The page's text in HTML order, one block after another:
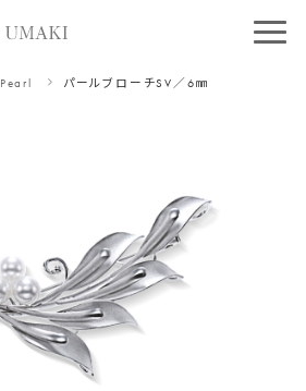
Pearl パールブローチSV／6㎜